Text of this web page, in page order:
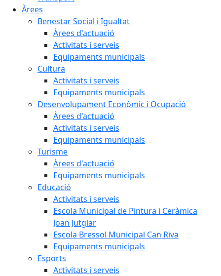
Àrees
Benestar Social i Igualtat
Àrees d'actuació
Activitats i serveis
Equipaments municipals
Cultura
Activitats i serveis
Equipaments municipals
Desenvolupament Econòmic i Ocupació
Àrees d'actuació
Activitats i serveis
Equipaments municipals
Turisme
Àrees d'actuació
Equipaments municipals
Educació
Activitats i serveis
Escola Municipal de Pintura i Ceràmica
Joan Jutglar
Escola Bressol Municipal Can Riva
Equipaments municipals
Esports
Activitats i serveis